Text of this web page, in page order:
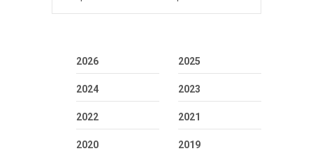
2026 2025
2024 2023
2022 2021
2020 2019